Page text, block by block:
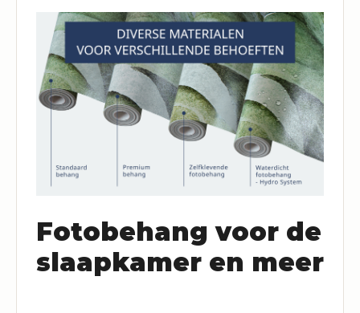
Fotobehang voor de
slaapkamer en meer